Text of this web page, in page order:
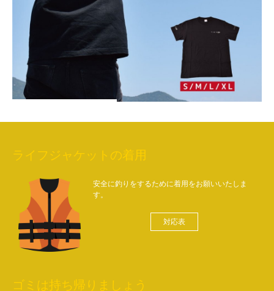
ライフジャケットの着用
安全に釣りをするために着用をお願いいたしま
す。
対応表
ゴミは持ち帰りましょう